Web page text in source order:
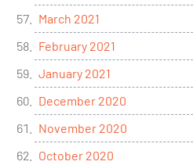
March 2021
February 2021
January 2021
December 2020
November 2020
October 2020